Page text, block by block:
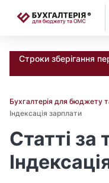
Строки зберігання
Бухгалтерія для бюджету
Індексація зарплати
Статті